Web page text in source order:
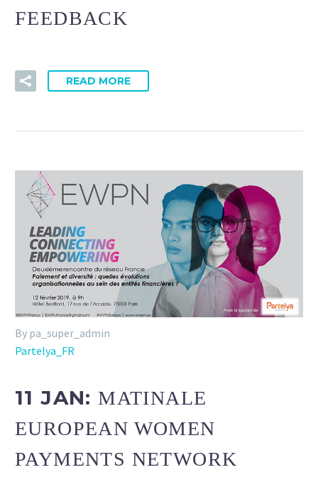
FEEDBACK
READ MORE
By pa_super_admin
Partelya_FR
11 JAN:MATINALE
EUROPEAN WOMEN
PAYMENTS NETWORK